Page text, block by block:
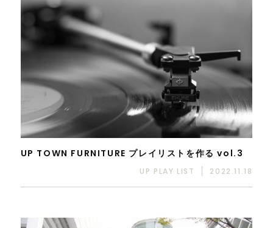
UP TOWN FURNITURE プレイリストを作る vol.3
UP PLAY LIST 2022.11.18